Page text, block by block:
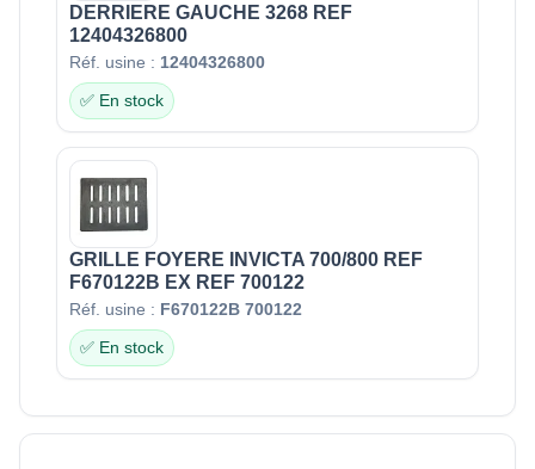
DERRIERE GAUCHE 3268 REF
12404326800
Réf. usine : 12404326800
✅ En stock
GRILLE FOYERE INVICTA 700/800 REF
F670122B EX REF 700122
Réf. usine : F670122B 700122
✅ En stock